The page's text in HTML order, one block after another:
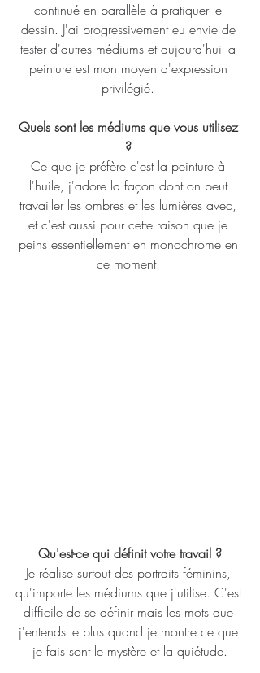
continué en parallèle à pratiquer le
dessin. J'ai progressivement eu envie de
tester d'autres médiums et aujourd'hui la
peinture est mon moyen d'expression
privilégié.
Quels sont les médiums que vous utilisez
?
Ce que je préfère c'est la peinture à
l'huile, j'adore la façon dont on peut
travailler les ombres et les lumières avec,
et c'est aussi pour cette raison que je
peins essentiellement en monochrome en
ce moment.
Qu'est-ce qui définit votre travail ?
Je réalise surtout des portraits féminins,
qu'importe les médiums que j'utilise. C'est
difficile de se définir mais les mots que
j'entends le plus quand je montre ce que
je fais sont le mystère et la quiétude.